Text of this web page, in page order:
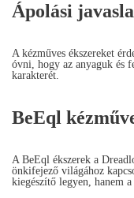
Ápolási
A kézműves ékszereket
óvni, hogy az anyaguk és
karakterét.
BeEql
A BeEql ékszerek a
önkifejező világához
kiegészítő legyen, hanem